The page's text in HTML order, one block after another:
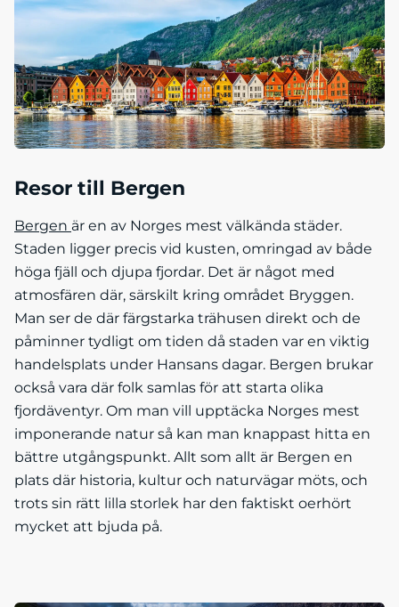
Resor till Bergen
Bergen är en av Norges mest välkända städer.
Staden ligger precis vid kusten, omringad av både
höga fjäll och djupa fjordar. Det är något med
atmosfären där, särskilt kring området Bryggen.
Man ser de där färgstarka trähusen direkt och de
påminner tydligt om tiden då staden var en viktig
handelsplats under Hansans dagar. Bergen brukar
också vara där folk samlas för att starta olika
fjordäventyr. Om man vill upptäcka Norges mest
imponerande natur så kan man knappast hitta en
bättre utgångspunkt. Allt som allt är Bergen en
plats där historia, kultur och naturvägar möts, och
trots sin rätt lilla storlek har den faktiskt oerhört
mycket att bjuda på.